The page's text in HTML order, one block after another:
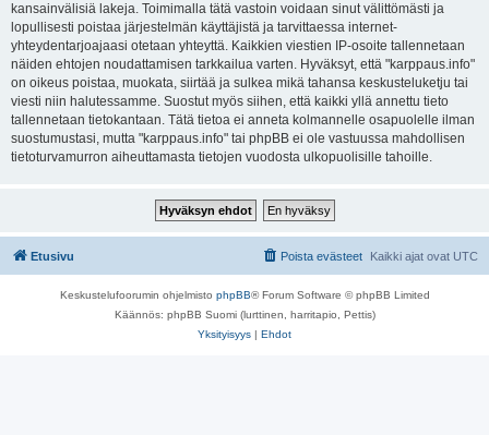
kansainvälisiä lakeja. Toimimalla tätä vastoin voidaan sinut välittömästi ja
lopullisesti poistaa järjestelmän käyttäjistä ja tarvittaessa internet-
yhteydentarjoajaasi otetaan yhteyttä. Kaikkien viestien IP-osoite tallennetaan
näiden ehtojen noudattamisen tarkkailua varten. Hyväksyt, että "karppaus.info"
on oikeus poistaa, muokata, siirtää ja sulkea mikä tahansa keskusteluketju tai
viesti niin halutessamme. Suostut myös siihen, että kaikki yllä annettu tieto
tallennetaan tietokantaan. Tätä tietoa ei anneta kolmannelle osapuolelle ilman
suostumustasi, mutta "karppaus.info" tai phpBB ei ole vastuussa mahdollisen
tietoturvamurron aiheuttamasta tietojen vuodosta ulkopuolisille tahoille.
Etusivu Kaikki ajat ovat UTC
Poista evästeet
Keskustelufoorumin ohjelmisto phpBB® Forum Software © phpBB Limited
Käännös: phpBB Suomi (lurttinen, harritapio, Pettis)
Yksityisyys | Ehdot